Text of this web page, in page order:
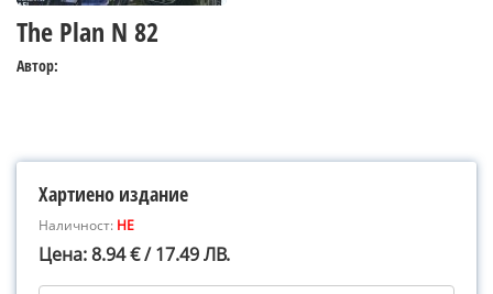
The Plan N 82
Автор:
Хартиено издание
Наличност: НЕ
Цена: 8.94 € / 17.49 ЛВ.